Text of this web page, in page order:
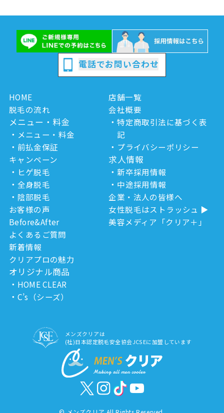
電話でお問い合わせ
HOME
脱毛の流れ
メニュー・料金
メニュー・料金
前払金保証
キャンペーン
ヒゲ脱毛
全身脱毛
陰部脱毛
お客様の声
Before&After
よくあるご質問
新着情報
クリアプロの魅力
オリジナル商品
HOME CLEAR
C’s（シーズ）
店舗一覧
会社概要
特定商取引法に基づく表
記
プライバシーポリシー
求人情報
新卒採用情報
中途採用情報
企業・法人の皆様へ
女性脱毛はストラッシュ
美容メディア「クリア＋」
メンズクリアは
(社)日本認定脱毛安全協会JCSEに加盟しています